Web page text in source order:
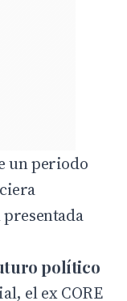
un periodo
político
el ex CORE